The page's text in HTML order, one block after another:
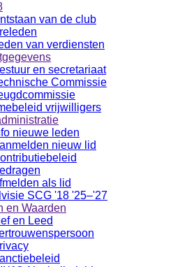
van de club
van verdiensten
en secretariaat
Commissie
vrijwilligers
nieuwe leden
nieuw lid
als lid
SCG '18 '25–'27
en Waarden
en Leed